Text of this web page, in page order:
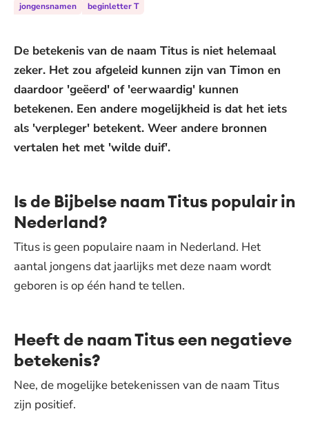
jongensnamen beginletter T
De betekenis van de naam Titus is niet helemaal
zeker. Het zou afgeleid kunnen zijn van Timon en
daardoor 'geëerd' of 'eerwaardig' kunnen
betekenen. Een andere mogelijkheid is dat het iets
als 'verpleger' betekent. Weer andere bronnen
vertalen het met 'wilde duif'.
Is de Bijbelse naam Titus populair in
Nederland?
Titus is geen populaire naam in Nederland. Het
aantal jongens dat jaarlijks met deze naam wordt
geboren is op één hand te tellen.
Heeft de naam Titus een negatieve
betekenis?
Nee, de mogelijke betekenissen van de naam Titus
zijn positief.